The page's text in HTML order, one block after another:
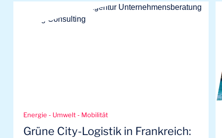
Energie - Umwelt - Mobilität
Grüne City-Logistik in Frankreich: